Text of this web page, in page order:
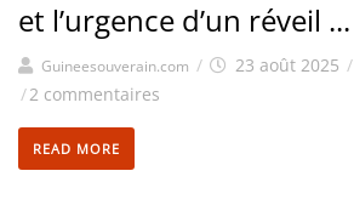
et l’urgence d’un réveil ...
Guineesouverain.com / 23 août 2025 /
/2 commentaires
READ MORE